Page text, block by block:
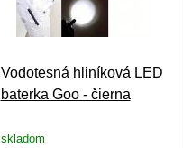
Vodotesná hliníková LED
baterka Goo - čierna
skladom